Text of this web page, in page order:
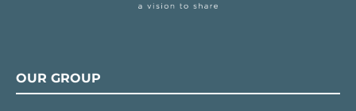
OUR GROUP